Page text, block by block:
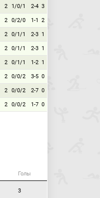
2 1/0/1 2-4 3
2 0/2/0 1-1 2
2 0/1/1 2-3 1
2 0/1/1 2-3 1
2 0/1/1 1-2 1
2 0/0/2 3-5 0
2 0/0/2 2-7 0
2 0/0/2 1-7 0
Голы
3